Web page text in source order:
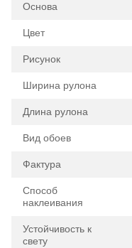
Основа
Цвет
Рисунок
Ширина рулона
Длина рулона
Вид обоев
Фактура
Способ
наклеивания
Устойчивость к
свету